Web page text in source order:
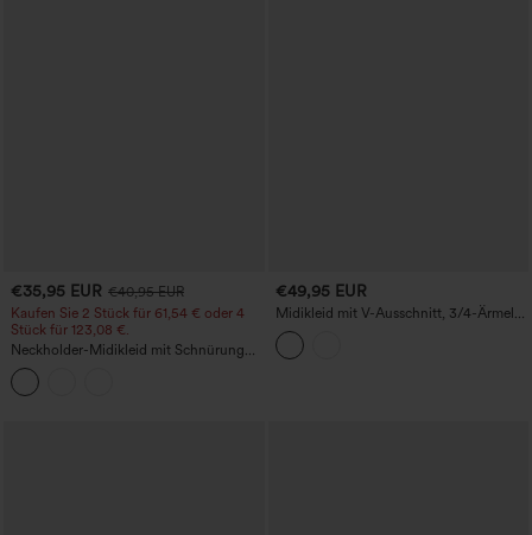
€35,95 EUR €40,95 EUR
Kaufen Sie 2 Stück für 61,54 € oder 4
Stück für 123,08 €.
Neckholder-Midikleid mit Schnürung
am Rücken und Taschen
€49,95 EUR
Midikleid mit V-Ausschnitt, 3/4-Ärmeln,
lässigem Leinen-Effekt und Taschen